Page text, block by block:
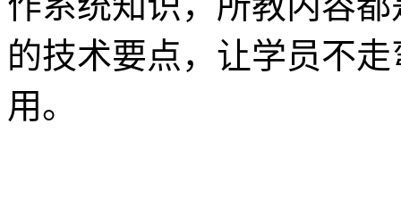
的技术要点，让学员不
用。